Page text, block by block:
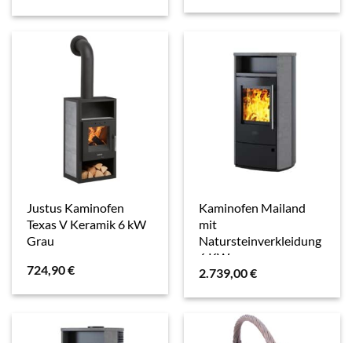
Justus Kaminofen
Texas V Keramik 6 kW
Grau
724,90€
Kaminofen Mailand
mit
Natursteinverkleidung
6 KW
2.739,00€